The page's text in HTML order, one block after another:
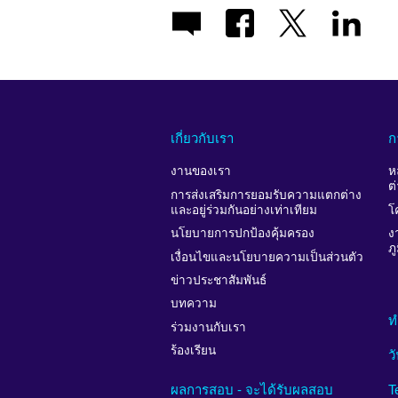
เกี่ยวกับเรา
งานของเรา
การส่งเสริมการยอมรับความแตกต่าง
และอยู่ร่วมกันอย่างเท่าเทียม
นโยบายการปกป้องคุ้มครอง
เงื่อนไขและนโยบายความเป็นส่วนตัว
ข่าวประชาสัมพันธ์
บทความ
ร่วมงานกับเรา
ร้องเรียน
ห
ต่
โ
ภู
ผลการสอบ - จะได้รับผลสอบ